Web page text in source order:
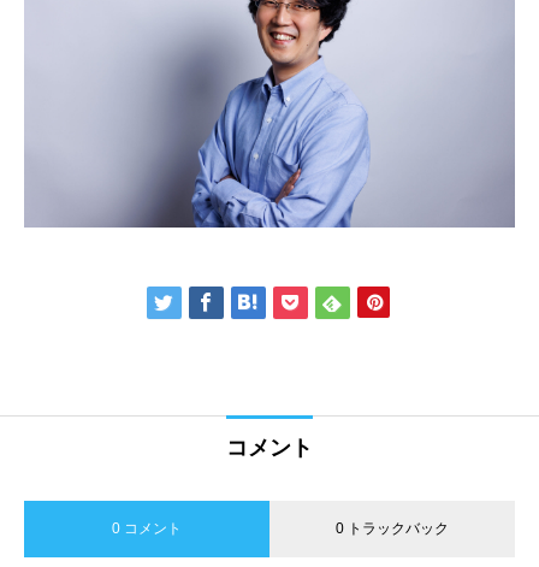
コメント
0 コメント 0 トラックバック